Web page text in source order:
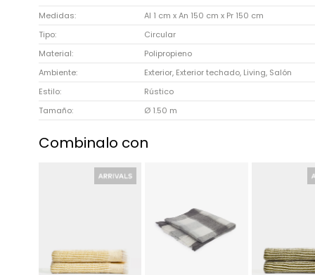
Medidas
Al 1 cm x An 150 cm x Pr 150 cm
Tipo
Circular
Material
Polipropieno
Ambiente
Exterior, Exterior techado, Living, Salón
Estilo
Rústico
Tamaño
Ø 1.50 m
Combinalo con